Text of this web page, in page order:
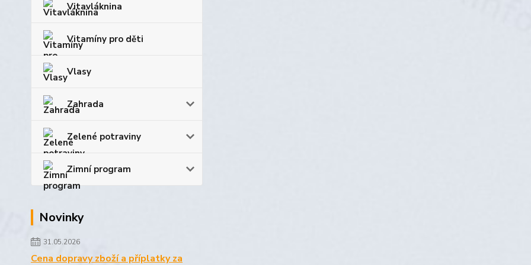
Vitavláknina
Vitamíny pro děti
Vlasy
Zahrada
Zelené potraviny
Zimní program
Novinky
31.05.2026
Cena dopravy zboží a příplatky za